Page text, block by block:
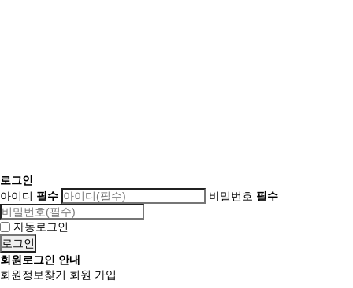
로그인
아이디 필수 비밀번호 필수
자동로그인
회원로그인 안내
회원정보찾기 회원 가입